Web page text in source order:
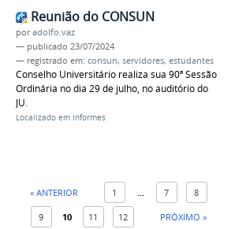
Reunião do CONSUN
poradolfo.vaz
— publicado 23/07/2024
— registrado em: consun, servidores, estudantes
Conselho Universitário realiza sua 90ª Sessão
Ordinária no dia 29 de julho, no auditório do
JU.
Localizado em Informes
« ANTERIOR 1 7 8
9 10 11 12 PRÓXIMO »